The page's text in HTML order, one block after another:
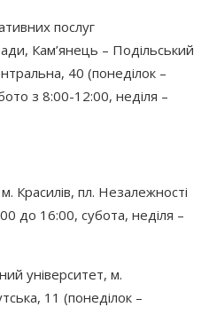
послуг
Кам’янець – Подільський
40 (понеділок –
з 8:00-12:00, неділя –
Красилів, пл. Незалежності
до 16:00, субота, неділя –
університет, м.
11 (понеділок –